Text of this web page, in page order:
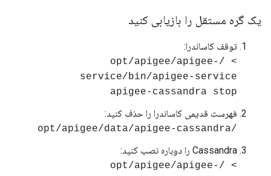
یک گره مستقل را بازیابی کنید
توقف کاساندرا:
> /opt/apigee/apigee-
service/bin/apigee-service
apigee-cassandra stop
فهرست قدیمی کاساندرا را حذف کنید:
/opt/apigee/data/apigee-cassandra
Cassandra را دوباره نصب کنید:
> /opt/apigee/apigee-